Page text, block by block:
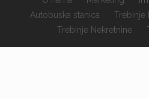
Autobuska stanica
Trebinje
Trebinje Nekretnine